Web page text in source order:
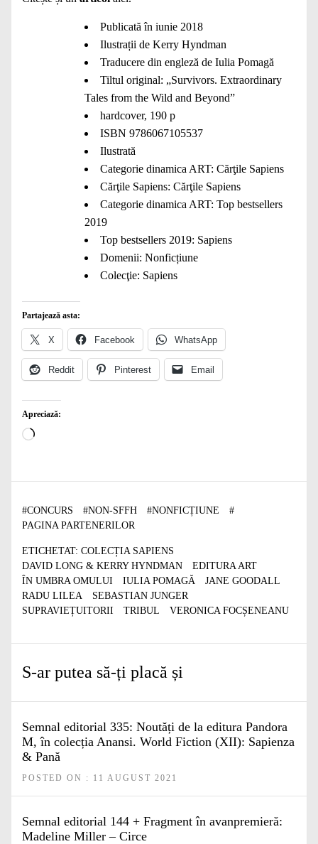
Publicată în iunie 2018
Ilustrații de Kerry Hyndman
Traducere din engleză de Iulia Pomagă
Tiltul original: „Survivors. Extraordinary
Tales from the Wild and Beyond”
hardcover, 190 p
ISBN 9786067105537
Ilustrată
Categorie dinamica ART: Cărţile Sapiens
Cărţile Sapiens: Cărţile Sapiens
Categorie dinamica ART: Top bestsellers
2019
Top bestsellers 2019: Sapiens
Domenii: Nonficțiune
Colecţie: Sapiens
Partajează asta:
X Facebook WhatsApp
Reddit Pinterest Email
Apreciază:
Încarc...
#CONCURS #NON-SFFH #NONFICȚIUNE
#
PAGINA PARTENERILOR
ETICHETAT: COLECȚIA SAPIENS
DAVID LONG & KERRY HYNDMAN
EDITURA ART
ÎN UMBRA OMULUI
IULIA POMAGĂ
JANE GOODALL
RADU LILEA
SEBASTIAN JUNGER
SUPRAVIEȚUITORII
TRIBUL VERONICA FOCȘENEANU
S-ar putea să-ți placă și
Semnal editorial 335: Noutăți de la editura Pandora
M, în colecția Anansi. World Fiction (XII): Sapienza
& Pană
POSTED ON : 11 AUGUST 2021
Semnal editorial 144 + Fragment în avanpremieră:
Madeline Miller – Circe